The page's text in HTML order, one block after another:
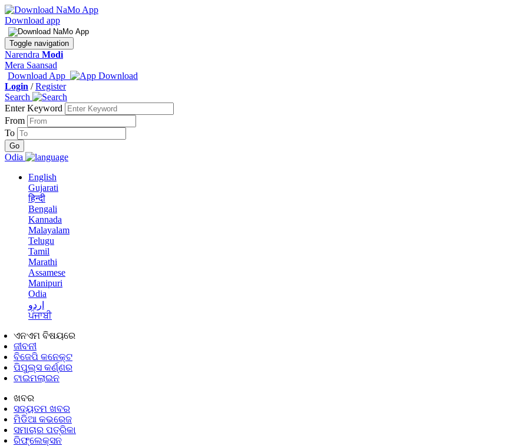
Download app
Toggle navigation
Narendra Modi
Mera Saansad
Download App
Login /Register
Search
Enter Keyword
From
To
Odia
English
Gujarati
हिन्दी
Bengali
Kannada
Malayalam
Telugu
Tamil
Marathi
Assamese
Manipuri
Odia
اردو
ਪੰਜਾਬੀ
ଏନଏମ ବିଷୟରେ
ଜୀବନୀ
ବିଜେପି କନେକ୍ଟ
ପିପୁଲ୍ସ କର୍ଣ୍ଣର
ଟାଇମଲାଇନ
ଖବର
ସଦ୍ୟତମ ଖବର
ମିଡିଆ କଭରେଜ
ସମାଚାର ପତ୍ରିକା
ରିଫ୍ଲେକ୍ସନ